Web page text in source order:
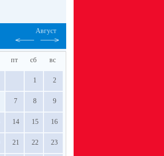
Август
пт сб вс
1 2
7 8 9
14 15 16
21 22 23